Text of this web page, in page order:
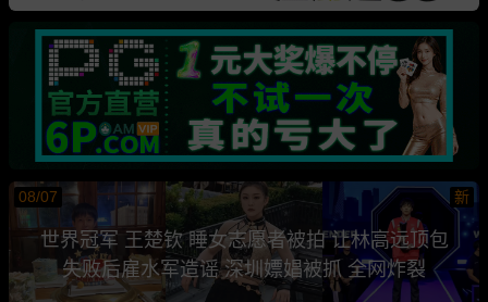
08/07 新
世界冠军 王楚钦 睡女志愿者被拍 让林高远顶包
失败后雇水军造谣 深圳嫖娼被抓 全网炸裂